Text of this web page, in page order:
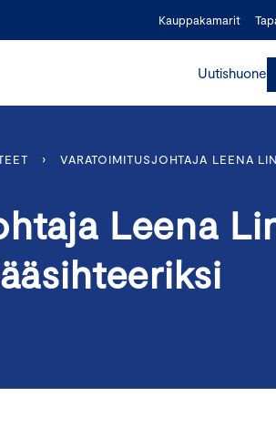
Kauppakamarit
Uutishuone
› VARATOIMITUSJOHTAJA LEENA
Leena